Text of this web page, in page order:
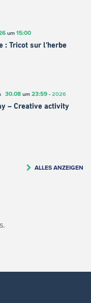
um 15:00
: Tricot sur l’herbe
30.08um 23:59- 2026
– Creative activity
ALLES ANZEIGEN